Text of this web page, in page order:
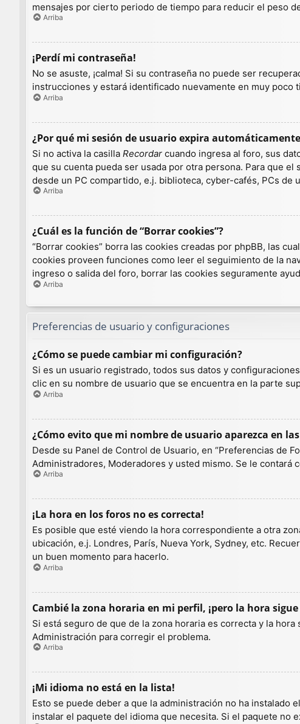
mensajes por cierto periodo de tiempo para reducir el peso
Arriba
¡Perdí mi contraseña!
No se asuste, ¡calma! Si su contraseña no puede ser
instrucciones y estará identificado nuevamente en muy poco
Arriba
¿Por qué mi sesión de usuario expira
Si no activa la casilla Recordar cuando ingresa al foro, sus
que su cuenta pueda ser usada por otra persona. Para que
desde un PC compartido, e.j. biblioteca, cyber-cafés, PCs
Arriba
¿Cuál es la función de “Borrar cookies”?
“Borrar cookies” borra las cookies creadas por phpBB, las
cookies proveen funciones como leer el seguimiento de la
ingreso o salida del foro, borrar las cookies seguramente
Arriba
Preferencias de usuario y configuraciones
¿Cómo se puede cambiar mi configuración?
Si es un usuario registrado, todos sus datos y
clic en su nombre de usuario que se encuentra en la parte
Arriba
¿Cómo evito que mi nombre de usuario aparezca en
Desde su Panel de Control de Usuario, en “Preferencias de
Administradores, Moderadores y usted mismo. Se le contará
Arriba
¡La hora en los foros no es correcta!
Es posible que esté viendo la hora correspondiente a otra
ubicación, e.j. Londres, París, Nueva York, Sydney, etc.
un buen momento para hacerlo.
Arriba
Cambié la zona horaria en mi perfil, ¡pero la hora
Si está seguro de que de la zona horaria es correcta y la
Administración para corregir el problema.
Arriba
¡Mi idioma no está en la lista!
Esto se puede deber a que la administración no ha instalado
instalar el paquete del idioma que necesita. Si el paquete no